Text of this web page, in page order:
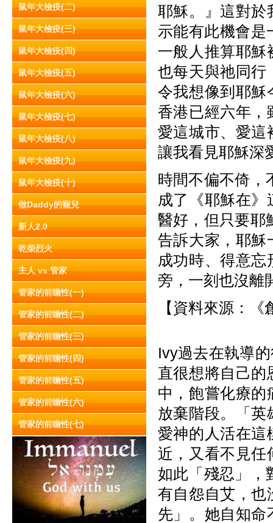
鼠年大檢疫(二)
鼠年大檢疫(三)
鼠年大檢疫(四)
鼠年大檢疫(五)
鼠年大檢疫(六)
鼠年大檢疫(七)
鼠年大檢疫(八)
鼠年大檢疫(九)
鼠年大檢疫(十)
做Daddy的寵兒
新人2.0
乾柴烈火
主人 vs 管家
管家的前瞻性(一)
管家的前瞻性(二)
管家的前瞻性(三)
管家的前瞻性(四)
管家的前瞻性(五)
管家的前瞻性(六)
管家的前瞻性(七)
耶穌。』這對於
示能有此機會是
一般人推算耶穌
也每天與祂同行
令我想像到耶穌
香港已經六年，
愛這城市、愛這
讓我看見耶穌深
時間不偏不倚，
成了《耶穌在
醫好，但只要耶
告訴大家，耶穌
成功時、得意
旁，一刻也沒離
【資料來源：
Ivy過去在執導
直很想將自己的
中，飽嘗化療的
放棄階段。「英
愛神的人活在這
近， 又看不見
如此「殘忍」，
有自怨自艾，也
先」。她自知命